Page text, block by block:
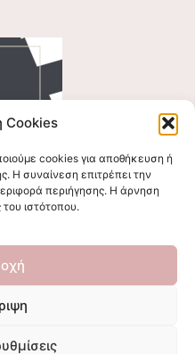
Cookies
cookies για αποθήκευση ή
Η συναίνεση επιτρέπει την
περιήγησης. Η άρνηση
ιστότοπου.
μαζί μας